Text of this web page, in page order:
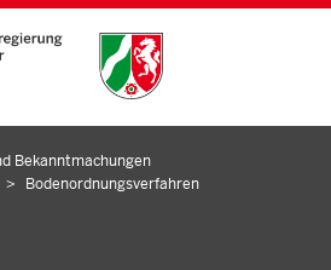
zum Inhalt
DEAKTIVIEREN: HAUPTMENÜ
Bekanntmachungen
Bodenordnungsverfahren